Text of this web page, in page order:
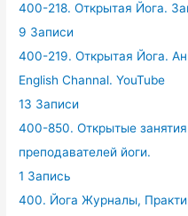
400-218. Открытая Йога.
9 Записи
400-219. Открытая Йога.
English Channal. YouTube
13 Записи
400-850. Открытые занятия
преподавателей йоги.
1 Запись
400. Йога Журналы,